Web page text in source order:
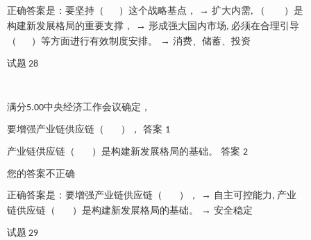
正确答案是：要坚持（ ）这个战略基点， → 扩大内需, （
）是
构建新发展格局的重要支撑， → 形成强大国内市场, 必须在合理引导
（
）等方面进行有效制度安排。 → 消费、储蓄、投资
试题 28
满分5.00中央经济工作会议确定，
要增强产业链供应链（ ）， 答案 1
产业链供应链（ ）是构建新发展格局的基础。 答案 2
您的答案不正确
正确答案是：要增强产业链供应链（ ）， → 自主可控能力 , 产业
链供应链（
）是构建新发展格局的基础。 → 安全稳定
试题 29